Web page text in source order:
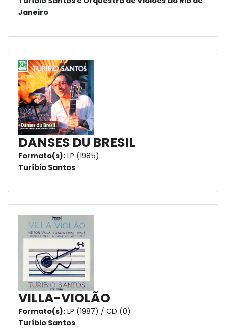
Janeiro
DANSES DU BRESIL
Formato(s): LP (1985)
Turíbio Santos
VILLA-VIOLÃO
Formato(s): LP (1987) / CD (0)
Turíbio Santos